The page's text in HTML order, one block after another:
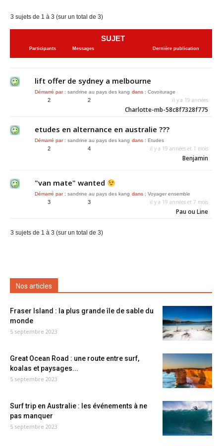
3 sujets de 1 à 3 (sur un total de 3)
SUJET
Participants Messages Dernière publication
lift offer de sydney a melbourne
Démarré par : sandrine au pays des kang dans : Covoiturage
2 2 il y a 19 années
Charlotte-mb-58c8f7328f775
etudes en alternance en australie ???
Démarré par : sandrine au pays des kang dans : Etudes
2 4 il y a 19 années et 1 mois
Benjamin
"van mate" wanted
Démarré par : sandrine au pays des kang dans : Voyager ensemble
3 3 il y a 19 années et 7 mois
Pau ou Line
3 sujets de 1 à 3 (sur un total de 3)
Nos articles
Fraser Island : la plus grande île de sable du
monde
5 septembre 2023
Great Ocean Road : une route entre surf,
koalas et paysages...
5 septembre 2023
Surf trip en Australie : les événements à ne
pas manquer
5 septembre 2023